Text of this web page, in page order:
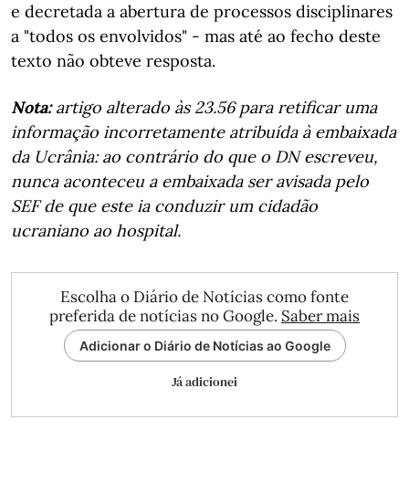
e decretada a abertura de processos disciplinares
a "todos os envolvidos" - mas até ao fecho deste
texto não obteve resposta.
Nota:artigo alterado às 23.56 para retificar uma
informação incorretamente atribuída à embaixada
da Ucrânia: ao contrário do que o DN escreveu,
nunca aconteceu a embaixada ser avisada pelo
SEF de que este ia conduzir um cidadão
ucraniano ao hospital.
Escolha o Diário de Notícias como fonte
preferida de notícias no Google. Saber mais
Adicionar o Diário de Notícias ao Google
Já adicionei